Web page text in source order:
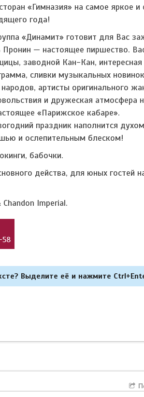
«Гимназия» на самое яркое и
года!
«Динамит» готовит для Вас
— настоящее пиршество.
заводной Кан-Кан, интересная
сливки музыкальных
артисты оригинального
и дружеская атмосфера
«Парижское кабаре».
праздник наполнится
и ослепительным блеском!
бабочки.
действа, для юных гостей
Imperial.
Выделите её и нажмите